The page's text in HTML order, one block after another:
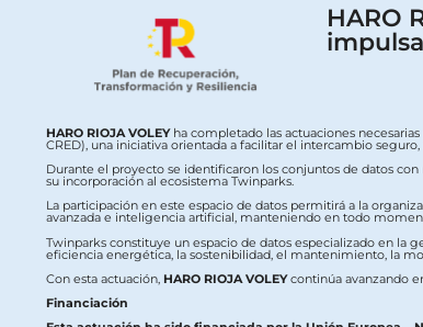
HARO
HARO RIOJA VOLEYha completado las actuaciones necesarias
CRED), una iniciativa orientada a facilitar el intercambio
Durante el proyecto se identificaron los conjuntos de datos
su incorporación al ecosistema Twinparks.
La participación en este espacio de datos permitirá a la
avanzada e inteligencia artificial, manteniendo en todo
Twinparks constituye un espacio de datos especializado en la
eficiencia energética, la sostenibilidad, el mantenimiento, la
Con esta actuación, HARO RIOJA VOLEYcontinúa avanzando
Financiación